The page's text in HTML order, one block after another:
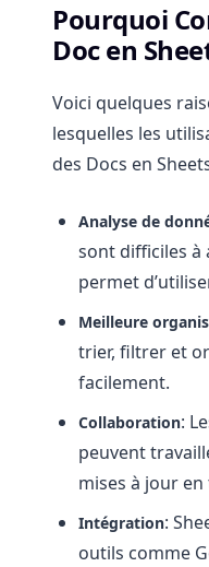
Pourquoi
Doc en
Voici quelques
lesquelles les
des Docs en
Analyse de
sont difficiles à
permet
Meilleure
trier, filtrer et
facilement.
Collaboration:
peuvent
mises à jour
Intégration:
outils comme